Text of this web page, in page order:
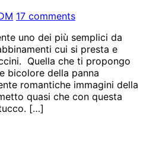
17 comments
uno dei più semplici da
cui si presta e
Quella che ti propongo
bicolore della panna
romantiche immagini della
quasi che con questa
[…]